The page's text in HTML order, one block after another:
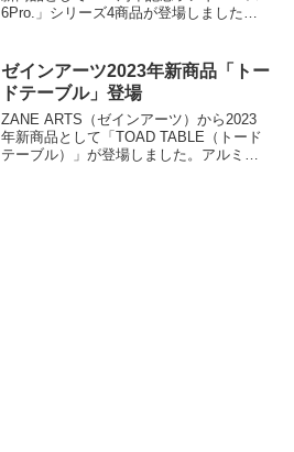
6Pro.」シリーズ4商品が登場しました。
また、ランドベース6Pro.に対応したイン
ナールームとマットシートセットも同時
発売です。詳細をレビューします。
ゼインアーツ2023年新商品「トー
ドテーブル」登場
ZANE ARTS（ゼインアーツ）から2023
年新商品として「TOAD TABLE（トード
テーブル）」が登場しました。アルミ製